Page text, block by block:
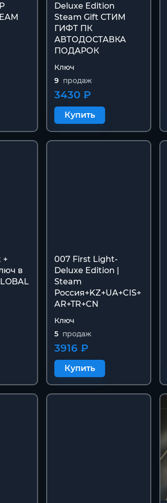
Deluxe Edition
Steam Gift СТИМ
ГИФТ ПК
АВТОДОСТАВКА
ПОДАРОК
Ключ
9 продаж
3430 ₽
Купить
+
в
007 First Light-
Deluxe Edition |
Steam
Россия+KZ+UA+CIS+
AR+TR+CN
Ключ
5 продаж
3916 ₽
Купить